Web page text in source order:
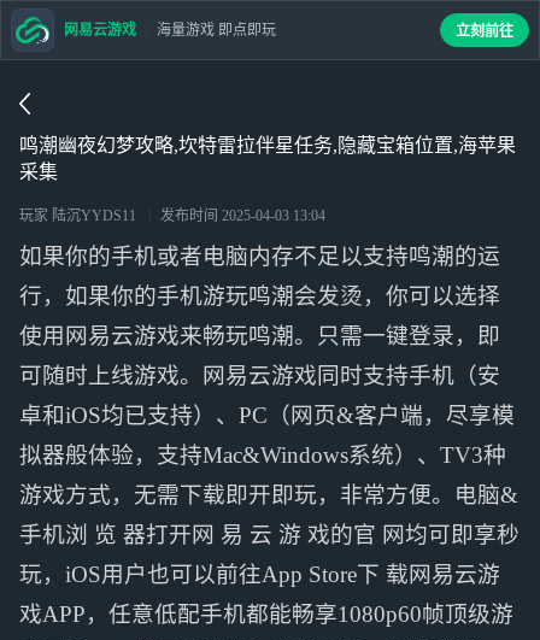
鸣潮幽夜幻梦攻略,坎特雷拉伴星任务,隐藏宝箱位置,海苹果
采集
玩家 陆沉YYDS11 发布时间 2025-04-03 13:04
如果你的手机或者电脑内存不足以支持鸣潮的运
行，如果你的手机游玩鸣潮会发烫，你可以选择
使用网易云游戏来畅玩鸣潮。只需一键登录，即
可随时上线游戏。网易云游戏同时支持手机（安
卓和iOS均已支持）、PC（网页&客户端，尽享模
拟器般体验，支持Mac&Windows系统）、TV3种
游戏方式，无需下载即开即玩，非常方便。电脑&
手机浏 览 器打开网 易 云 游 戏的官 网均可即享秒
玩，iOS用户也可以前往App Store下 载网易云游
戏APP，任意低配手机都能畅享1080p60帧顶级游
网易云游戏 海量游戏 即点即玩 立刻前往